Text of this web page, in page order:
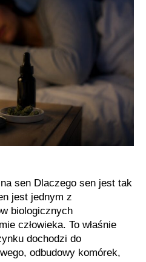
jak
wpływają
na
jakość
nocnego
odpoczynku
sen Dlaczego sen jest tak
jest jednym z
biologicznych
człowieka. To właśnie
dochodzi do
odbudowy komórek,